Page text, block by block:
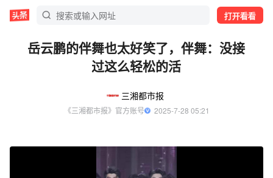
打开看看
岳云鹏的伴舞也太好笑了，伴舞：没接
过这么轻松的活
三湘都市报
《三湘都市报》官方账号
  2025-7-28 05:21